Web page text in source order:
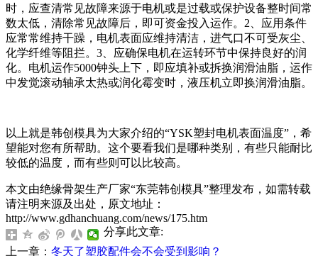
时，应查清常见故障来源于电机或是过载或保护设备整时间常
数太低，清除常见故障后，即可资金投入运作。2、应用条件
应常常维持干躁，电机表面应维持清洁，进气口不可受灰尘、
化学纤维等阻拦。3、应确保电机在运转环节中保持良好的润
化。电机运作5000钟头上下，即应填补或拆换润滑油脂，运作
中发觉滚动轴承太热或润化霉变时，液压机立即换润滑油脂。
以上就是韩创模具为大家介绍的“YSK塑封电机表面温度”，希
望能对您有所帮助。这个要看我们是哪种类别，有些只能耐比
较低的温度，而有些则可以比较高。
本文由绝缘骨架生产厂家“东莞韩创模具”整理发布，如需转载
请注明来源及出处，原文地址：
http://www.gdhanchuang.com/news/175.htm
分享此文章:
上一章： 冬天了塑胶配件会不会受到影响？